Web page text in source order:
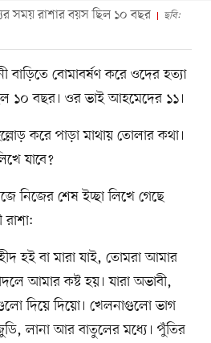
সময় রাশার বয়স ছিল ১০ বছর
ছবি:
বাড়িতে বোমাবর্ষণ করে ওদের হত্যা
১০ বছর। ওর ভাই আহমেদের ১১।
করে পাড়া মাথায় তোলার কথা।
যাবে?
নিজের শেষ ইচ্ছা লিখে গেছে
হই বা মারা যাই, তোমরা আমার
আমার কষ্ট হয়। যারা অভাবী,
দিয়ে দিয়ো। খেলনাগুলো ভাগ
লানা আর বাতুলের মধ্যে। পুঁতির